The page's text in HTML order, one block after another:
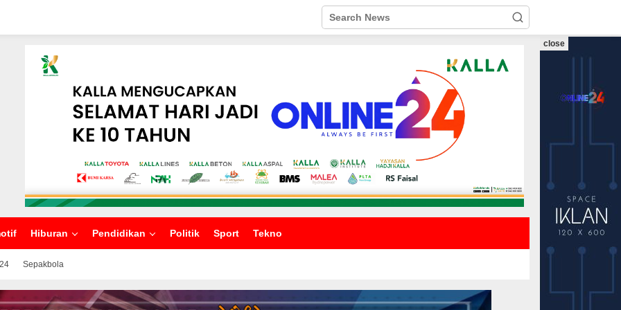
Hiburan Pendidikan Politik Sport Tekno
Sepakbola
close